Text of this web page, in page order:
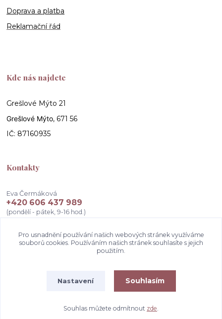
Doprava a platba
Reklamační řád
Kde nás najdete
Grešlové Mýto 21
Grešlové Mýto, 671 56
IČ: 87160935
Kontakty
Eva Čermáková
+420 606 437 989
(pondělí - pátek, 9-16 hod.)
info@atelierceva.cz
Vytvořeno na Eshop-rychle.cz
Pro usnadnění používání našich webových stránek využíváme
souborů cookies. Používáním našich stránek souhlasíte s jejich
použitím.
Nastavení Souhlasím
Souhlas můžete odmítnout zde